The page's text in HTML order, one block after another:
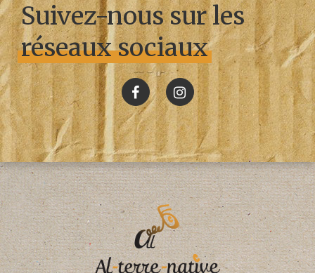
Suivez-nous sur les
réseaux sociaux